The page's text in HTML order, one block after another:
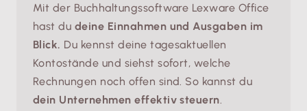
Mit der Buchhaltungssoftware Lexware Office
hast du deine Einnahmen und Ausgaben im
Blick. Du kennst deine tagesaktuellen
Kontostände und siehst sofort, welche
Rechnungen noch offen sind. So kannst du
dein Unternehmen effektiv steuern